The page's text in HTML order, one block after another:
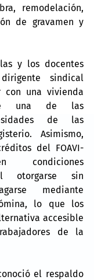
remodelación,
de gravamen y
y los docentes
sindical
con una vivienda
una de las
de las
Asimismo,
del FOAVI-
condiciones
otorgarse sin
mediante
lo que los
accesible
de la
el respaldo